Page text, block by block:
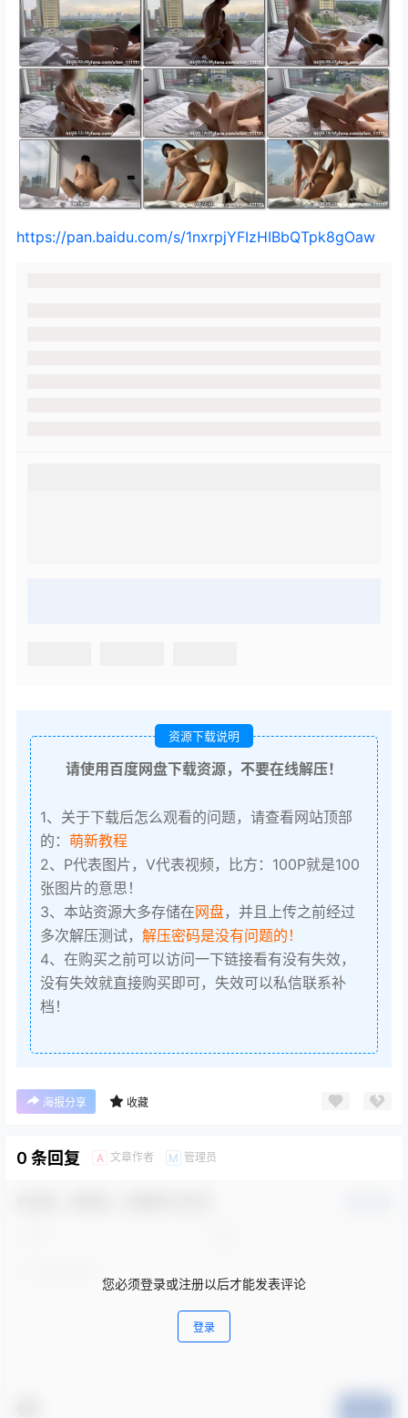
https://pan.baidu.com/s/1nxrpjYFIzHIBbQTpk8gOaw
资源下载说明
请使用百度网盘下载资源，不要在线解压！
1、关于下载后怎么观看的问题，请查看网站顶部
的： 萌新教程
2、P代表图片，V代表视频，比方：100P就是100
张图片的意思！
3、本站资源大多存储在网盘，并且上传之前经过
多次解压测试， 解压密码是没有问题的！
4、在购买之前可以访问一下链接看有没有失效，
没有失效就直接购买即可，失效可以私信联系补
档！
海报分享 收藏
0 条回复 A 文章作者 M 管理员
您必须登录或注册以后才能发表评论
登录